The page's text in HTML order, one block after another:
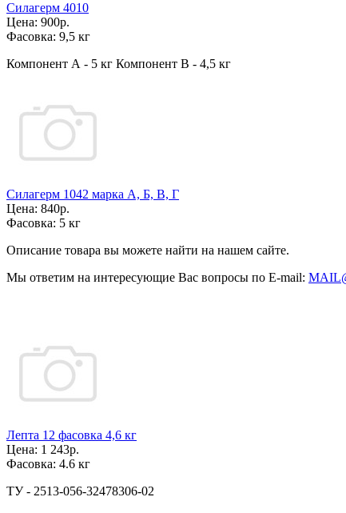
Силагерм 4010
Цена: 900р.
Фасовка: 9,5 кг
Компонент А - 5 кг Компонент В - 4,5 кг
Силагерм 1042 марка А, Б, В, Г
Цена: 840р.
Фасовка: 5 кг
Описание товара вы можете найти на нашем сайте.
Мы ответим на интересующие Вас вопросы по E-mail:
Лепта 12 фасовка 4,6 кг
Цена: 1 243р.
Фасовка: 4.6 кг
ТУ - 2513-056-32478306-02